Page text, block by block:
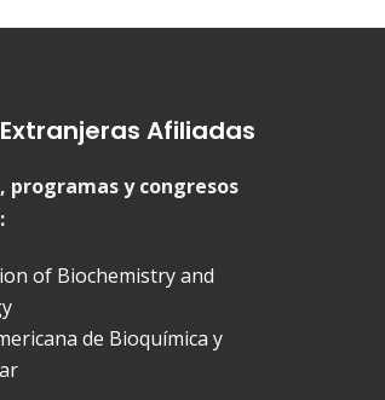
Afiliadas
programas y congresos
of Biochemistry and
de Bioquímica y